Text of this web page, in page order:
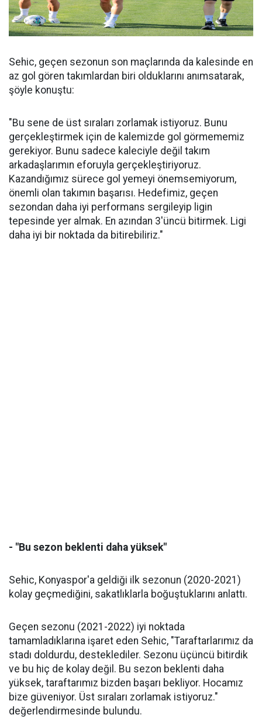
Sehic, geçen sezonun son maçlarında da kalesinde en
az gol gören takımlardan biri olduklarını anımsatarak,
şöyle konuştu:
"Bu sene de üst sıraları zorlamak istiyoruz. Bunu
gerçekleştirmek için de kalemizde gol görmememiz
gerekiyor. Bunu sadece kaleciyle değil takım
arkadaşlarımın eforuyla gerçekleştiriyoruz.
Kazandığımız sürece gol yemeyi önemsemiyorum,
önemli olan takımın başarısı. Hedefimiz, geçen
sezondan daha iyi performans sergileyip ligin
tepesinde yer almak. En azından 3'üncü bitirmek. Ligi
daha iyi bir noktada da bitirebiliriz."
- "Bu sezon beklenti daha yüksek"
Sehic, Konyaspor'a geldiği ilk sezonun (2020-2021)
kolay geçmediğini, sakatlıklarla boğuştuklarını anlattı.
Geçen sezonu (2021-2022) iyi noktada
tamamladıklarına işaret eden Sehic, "Taraftarlarımız da
stadı doldurdu, desteklediler. Sezonu üçüncü bitirdik
ve bu hiç de kolay değil. Bu sezon beklenti daha
yüksek, taraftarımız bizden başarı bekliyor. Hocamız
bize güveniyor. Üst sıraları zorlamak istiyoruz."
değerlendirmesinde bulundu.